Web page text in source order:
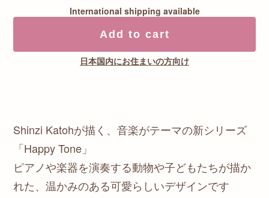
International shipping available
Add to cart
日本国内にお住まいの方向け
Shinzi Katohが描く、音楽がテーマの新シリーズ
「Happy Tone」
ピアノや楽器を演奏する動物や子どもたちが描か
れた、温かみのある可愛らしいデザインです